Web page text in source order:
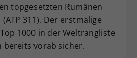
topgesetzten Rumänen
311). Der erstmalige
1000 in der Weltrangliste
bereits vorab sicher.